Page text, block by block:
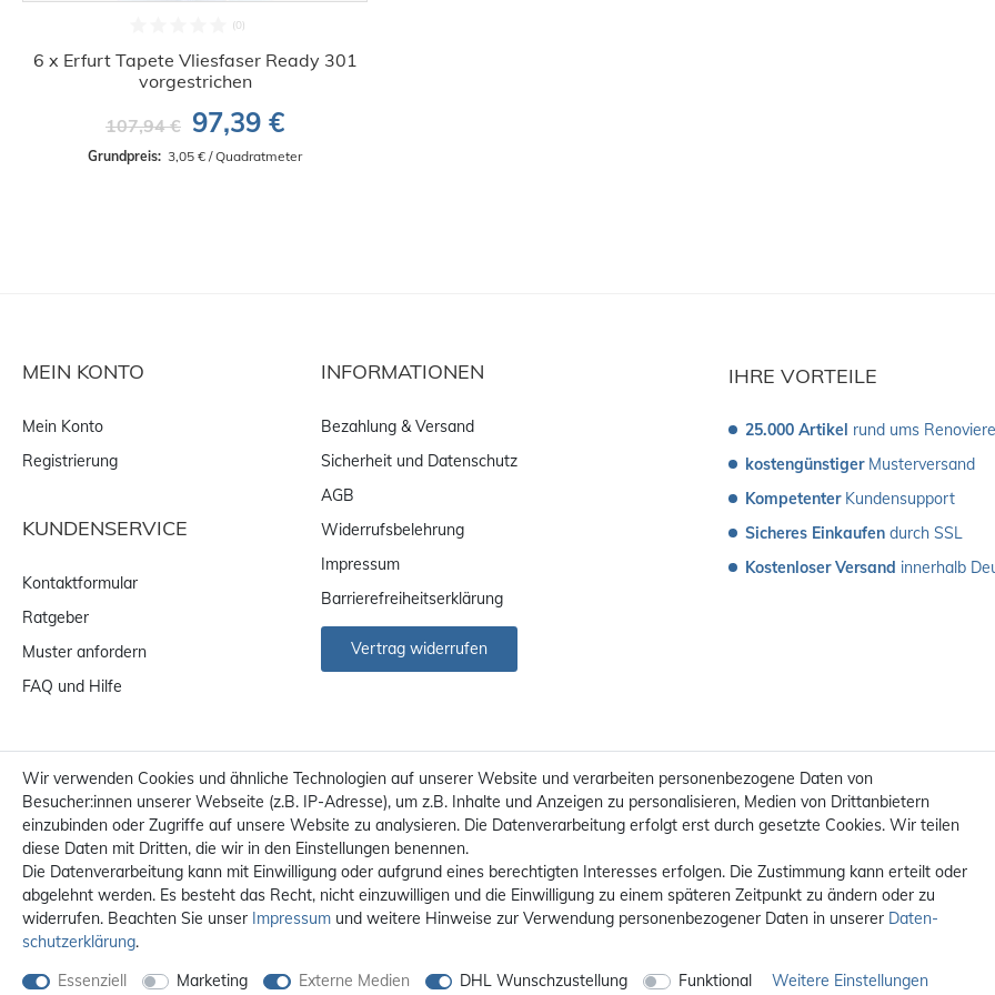
6 x Erfurt Tapete Vliesfaser Ready 301
vorgestrichen
107,94 € 97,39 €
Grundpreis: 3,05 € / Quadratmeter
IHRE VORTEILE
25.000 Artikel rund ums
kostengünstiger Musterversand
Kompetenter Kundensupport
Sicheres Einkaufen durch SSL
Kostenloser Versand innerhalb
MEIN KONTO
Mein Konto
Registrierung
KUNDENSERVICE
Kontaktformular
Ratgeber
Muster anfordern
FAQ und Hilfe
INFORMATIONEN
Bezahlung & Versand
Sicherheit und Datenschutz
AGB
Widerrufsbelehrung
Impressum
Barrierefreiheitserklärung
Vertrag widerrufen
Alle Preise sind inkl. MwSt. / **Kostenloser Versand innerhalb Deutschlands. Versandkosten in
Wir verwenden Cookies und ähnliche Technologien auf unserer Website und verarbeiten personenbezogene Daten von
Besucher:innen unserer Webseite (z.B. IP-Adresse), um z.B. Inhalte und Anzeigen zu personalisieren, Medien von Drittanbietern
einzubinden oder Zugriffe auf unsere Website zu analysieren. Die Datenverarbeitung erfolgt erst durch gesetzte Cookies. Wir teilen
diese Daten mit Dritten, die wir in den Einstellungen benennen.
Die Datenverarbeitung kann mit Einwilligung oder aufgrund eines berechtigten Interesses erfolgen. Die Zustimmung kann erteilt oder
abgelehnt werden. Es besteht das Recht, nicht einzuwilligen und die Einwilligung zu einem späteren Zeitpunkt zu ändern oder zu
widerrufen. Beachten Sie unser Impressum und weitere Hinweise zur Verwendung personenbezogener Daten in unserer Daten­
schutz­erklärung.
Essenziell
Marketing Externe Medien DHL Wunschzustellung Funktional Weitere Einstellungen